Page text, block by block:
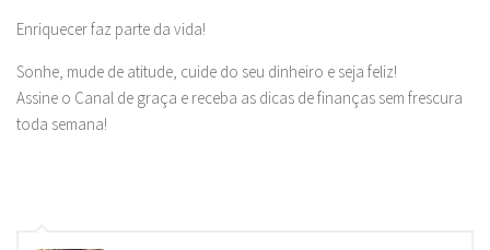
Enriquecer faz parte da vida!
Sonhe, mude de atitude, cuide do seu dinheiro e seja feliz!
Assine o Canal de graça e receba as dicas de finanças sem frescura
toda semana!